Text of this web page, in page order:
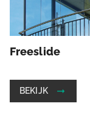
Freeslide
BEKIJK